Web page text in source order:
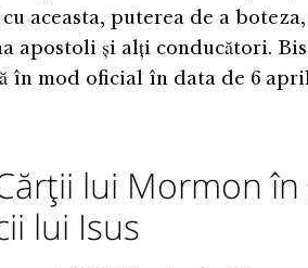
aceasta, puterea de a
apostoli și alți conducători.
în mod oficial în data de 6
lui Mormon
lui Isus